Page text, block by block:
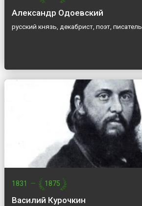
Александр Одоевский
русский князь, декабрист, поэт, писатель
1831 — 1875
Василий Курочкин